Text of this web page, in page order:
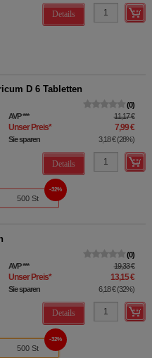
Details
D 6 Tabletten
0
AVP*** 11,17 €
Unser Preis* 7,99 €
Sie sparen 3,18 €(28%)
Details
500 St
32%
0
AVP*** 19,33 €
Unser Preis* 13,15 €
Sie sparen 6,18 €(32%)
Details
500 St
32%